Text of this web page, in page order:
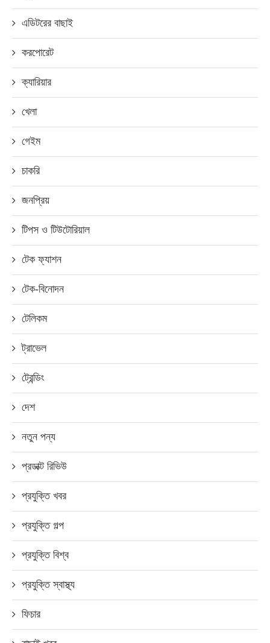
এডিটরের বাছাই
করপোরেট
ক্যারিয়ার
খেলা
গেইম
চাকরি
জনপ্রিয়
টিপস ও টিউটোরিয়াল
টেক ফ্যাশন
টেক-বিনোদন
টেলিকম
ট্রাভেল
ট্রেন্ডিং
দেশ
নতুন পন্য
প্রডাক্ট রিভিউ
প্রযুক্তি খবর
প্রযুক্তি গল্প
প্রযুক্তি বিশ্ব
প্রযুক্তি স্বাস্থ্য
ফিচার